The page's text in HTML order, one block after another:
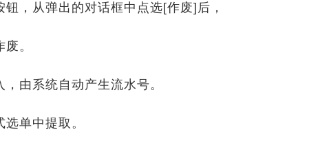
，从弹出的对话框中点选[作废]后，
。
由系统自动产生流水号。
单中提取。